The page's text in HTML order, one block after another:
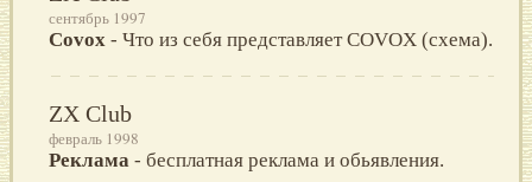
сентябрь 1997
Covox - Что из себя представляет COVOX (схема).
ZX Club
февраль 1998
Реклама - бесплатная реклама и обьявления.